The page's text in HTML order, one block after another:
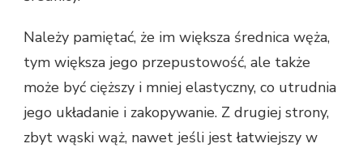
Należy pamiętać, że im większa średnica węża,
tym większa jego przepustowość, ale także
może być cięższy i mniej elastyczny, co utrudnia
jego układanie i zakopywanie. Z drugiej strony,
zbyt wąski wąż, nawet jeśli jest łatwiejszy w